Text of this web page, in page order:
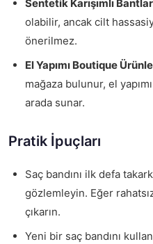
Sentetik Karışımlı Bantlar
olabilir, ancak cilt
önerilmez.
El Yapımı Boutique
mağaza bulunur, el
arada sunar.
Pratik İpuçları
Saç bandını ilk defa
gözlemleyin. Eğer
çıkarın.
Yeni bir saç bandını